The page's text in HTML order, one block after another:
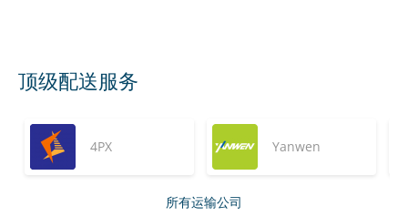
顶级配送服务
4PX Yanwen
所有运输公司